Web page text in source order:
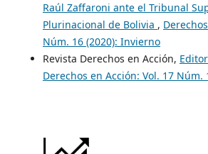
Raúl Zaffaroni ante el Tribunal
Plurinacional de Bolivia ,
Núm. 16 (2020): Invierno
Revista Derechos en Acción,
Derechos en Acción: Vol. 17 Núm.